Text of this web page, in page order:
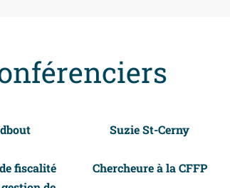
fiscalité
Suzie St-Cerny
Chercheure à la CFFP